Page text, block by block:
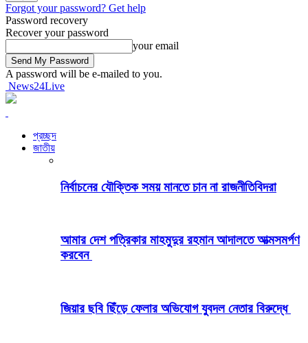
Forgot your password? Get help
Password recovery
Recover your password
your email
A password will be e-mailed to you.
News24Live
প্রচ্ছদ
জাতীয়
নির্বাচনের যৌক্তিক সময় মানতে চান না রাজনীতিবিদরা
আমার দেশ পত্রিকার মাহমুদুর রহমান আদালতে আত্মসমর্পণ
করবেন
জিয়ার ছবি ছিঁড়ে ফেলার অভিযোগ যুবদল নেতার বিরুদ্ধে